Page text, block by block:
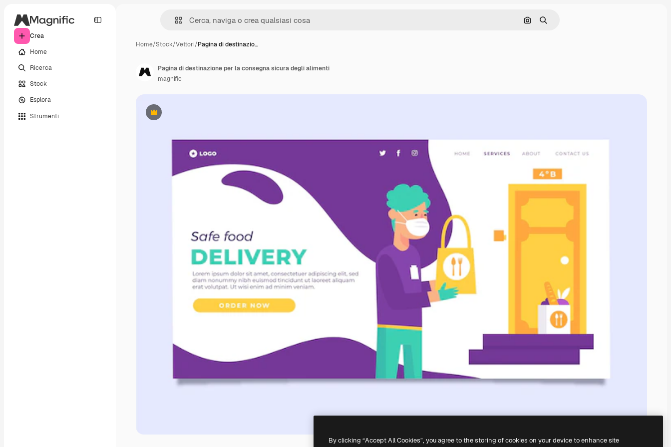
Crea
Home
Ricerca
Stock
Esplora
Strumenti
Cerca per immagine
Ricerca
Home/Stock/Vettori/Pagina di destinazio…
Premium
Pagina di destinazione per la consegna sicura degli alimenti
magnific
By clicking “Accept All Cookies”, you agree to the storing of cookies on your device to enhance site